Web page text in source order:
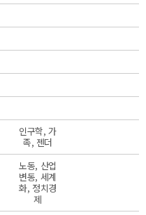
인구학, 가
족, 젠더
노동, 산업
변동, 세계
화, 정치경
제